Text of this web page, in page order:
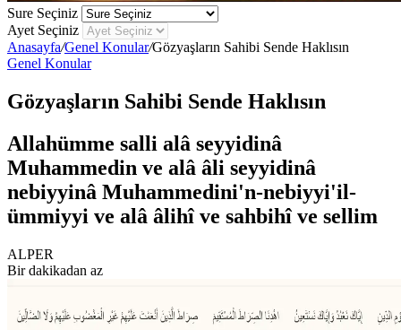
Sure Seçiniz
Ayet Seçiniz
Anasayfa/Genel Konular/Gözyaşların Sahibi Sende Haklısın
Genel Konular
Gözyaşların Sahibi Sende Haklısın
Allahümme salli alâ seyyidinâ
Muhammedin ve alâ âli seyyidinâ
nebiyyinâ Muhammedini'n-nebiyyi'il-
ümmiyyi ve alâ âlihî ve sahbihî ve sellim
ALPER
Bir dakikadan az